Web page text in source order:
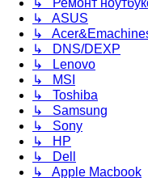
↳ Ремонт
↳ ASUS
↳
↳ DNS/DEXP
↳ Lenovo
↳ MSI
↳ Toshiba
↳ Samsung
↳ Sony
↳ HP
↳ Dell
↳ Apple Macbook